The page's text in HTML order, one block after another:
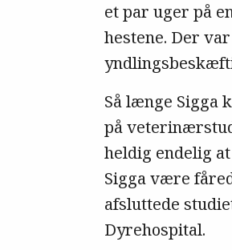
et par uger på
hestene. Der
Så længe Sigga
på
heldig endelig
Sigga være
afsluttede
Dyrehospital.